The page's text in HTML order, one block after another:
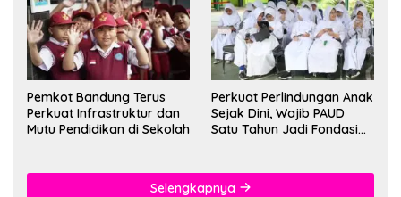
Pemkot Bandung Terus
Perkuat Infrastruktur dan
Mutu Pendidikan di Sekolah
Perkuat Perlindungan Anak
Sejak Dini, Wajib PAUD
Satu Tahun Jadi Fondasi
Selengkapnya